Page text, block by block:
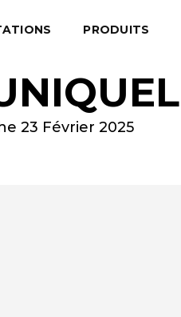
PRODUITS
23 Février 2025